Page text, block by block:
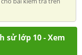
sử lớp 10 - Xem